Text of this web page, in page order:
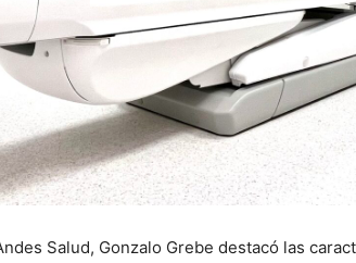
Salud, Gonzalo Grebe destacó las